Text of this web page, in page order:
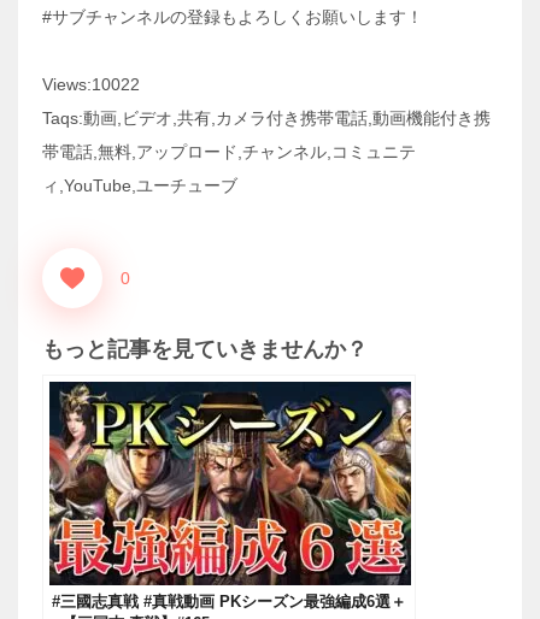
#サブチャンネルの登録もよろしくお願いします！
Views:10022
Taqs:動画,ビデオ,共有,カメラ付き携帯電話,動画機能付き携
帯電話,無料,アップロード,チャンネル,コミュニテ
ィ,YouTube,ユーチューブ
0
もっと記事を見ていきませんか？
#三國志真戦 #真戦動画 PKシーズン最強編成6選＋‪